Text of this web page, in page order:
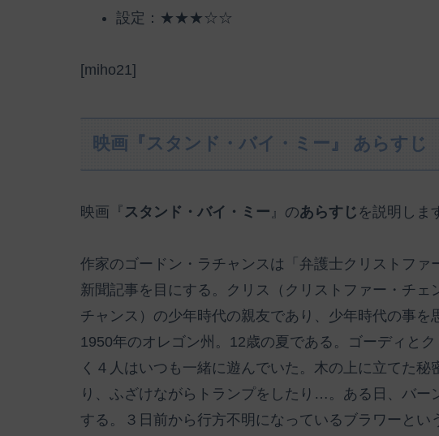
設定：★★★☆☆
[miho21]
映画『スタンド・バイ・ミー』 あらすじ
映画『 スタンド・バイ・ミー 』のあらすじ を説明しま
作家のゴードン・ラチャンスは「弁護士クリストファ
新聞記事を目にする。クリス（クリストファー・チェ
チャンス）の少年時代の親友であり、少年時代の事を
1950年のオレゴン州。12歳の夏である。ゴーディと
く４人はいつも一緒に遊んでいた。木の上に立てた
り、ふざけながらトランプをしたり…。ある日、バー
する。３日前から行方不明になっているブラワーとい